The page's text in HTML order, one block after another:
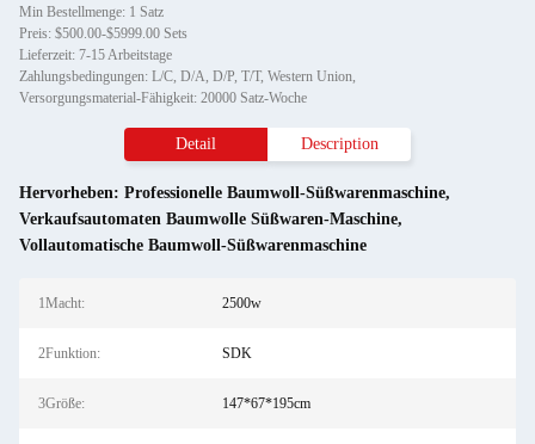
Min Bestellmenge: 1 Satz
Preis: $500.00-$5999.00 Sets
Lieferzeit: 7-15 Arbeitstage
Zahlungsbedingungen: L/C, D/A, D/P, T/T, Western Union,
Versorgungsmaterial-Fähigkeit: 20000 Satz-Woche
Detail Description
Hervorheben: Professionelle Baumwoll-Süßwarenmaschine,
Verkaufsautomaten Baumwolle Süßwaren-Maschine,
Vollautomatische Baumwoll-Süßwarenmaschine
1Macht: 2500w
2Funktion: SDK
3Größe: 147*67*195cm